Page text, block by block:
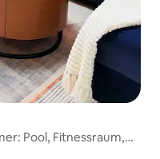
Pool, Fitnessraum,